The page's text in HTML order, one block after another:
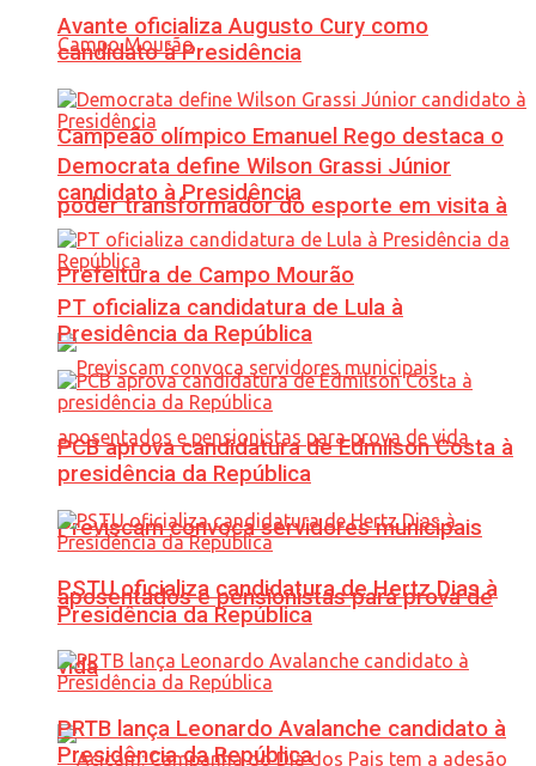
Campeão olímpico Emanuel Rego destaca o
poder transformador do esporte em visita à
Prefeitura de Campo Mourão
Previscam convoca servidores municipais
aposentados e pensionistas para prova de
vida
Avante oficializa Augusto Cury como
candidato à Presidência
Democrata define Wilson Grassi Júnior
candidato à Presidência
PT oficializa candidatura de Lula à
Presidência da República
PCB aprova candidatura de Edmilson Costa à
presidência da República
PSTU oficializa candidatura de Hertz Dias à
Presidência da República
PRTB lança Leonardo Avalanche candidato à
Presidência da República